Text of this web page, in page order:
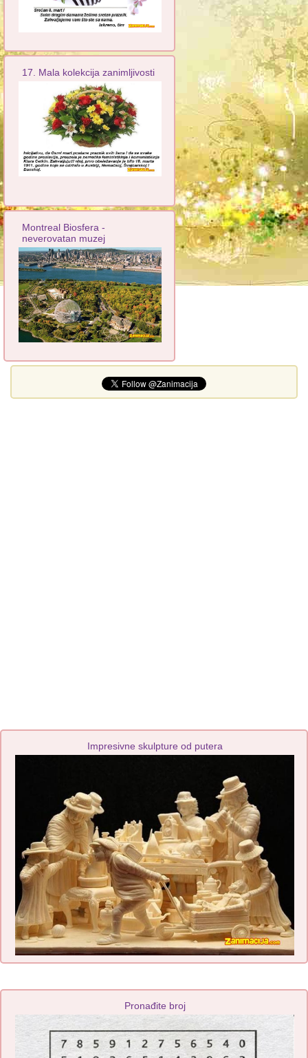
17. Mala kolekcija zanimljivosti
Montreal Biosfera -
neverovatan muzej
Impresivne skulpture od putera
Pronađite broj